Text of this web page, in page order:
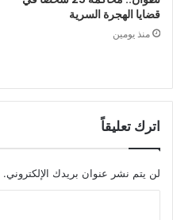
قضايا الهجرة السرية
منذ يومين
اترك تعليقاً
لن يتم نشر عنوان بريدك الإلكتروني.